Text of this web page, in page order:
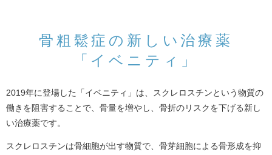
骨粗鬆症の新しい治療薬
「イベニティ」
2019年に登場した「イベニティ」は、スクレロスチンという物質の
働きを阻害することで、骨量を増やし、骨折のリスクを下げる新し
い治療薬です。
スクレロスチンは骨細胞が出す物質で、骨芽細胞による骨形成を抑